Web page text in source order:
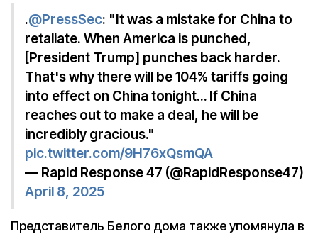
.@PressSec: "It was a mistake for China to
retaliate. When America is punched,
[President Trump] punches back harder.
That's why there will be 104% tariffs going
into effect on China tonight… If China
reaches out to make a deal, he will be
incredibly gracious."
pic.twitter.com/9H76xQsmQA
— Rapid Response 47 (@RapidResponse47)
April 8, 2025
Представитель Белого дома также упомянула в